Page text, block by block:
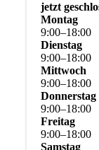
jetzt
Montag
9:00–18:00
Dienstag
9:00–18:00
Mittwoch
9:00–18:00
Donnerstag
9:00–18:00
Freitag
9:00–18:00
Samstag